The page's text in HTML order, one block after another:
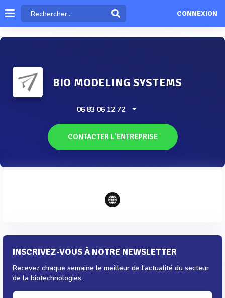
CONNEXION
BIO MODELING SYSTEMS
06 83 06 12 72
CONTACTER L'ENTREPRISE
INSCRIVEZ-VOUS À NOTRE NEWSLETTER
Recevez chaque semaine le meilleur de l'actualité du secteur
de la biotechnologies.